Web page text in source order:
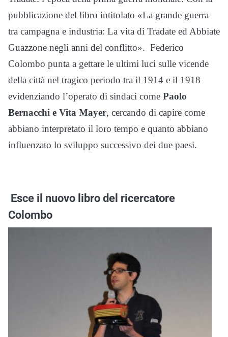
pubblicazione del libro intitolato «La grande guerra
tra campagna e industria: La vita di Tradate ed Abbiate
Guazzone negli anni del conflitto». Federico
Colombo punta a gettare le ultimi luci sulle vicende
della città nel tragico periodo tra il 1914 e il 1918
evidenziando l’operato di sindaci come Paolo
Bernacchi e Vita Mayer, cercando di capire come
abbiano interpretato il loro tempo e quanto abbiano
influenzato lo sviluppo successivo dei due paesi.
Esce il nuovo libro del ricercatore
Colombo